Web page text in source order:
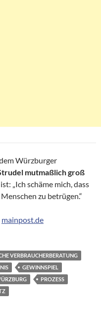
Würzburger
mutmaßlich groß
„Ich schäme mich, dass
zu betrügen.“
mainpost.de
VERBRAUCHERBERATUNG
GEWINNSPIEL
PROZESS